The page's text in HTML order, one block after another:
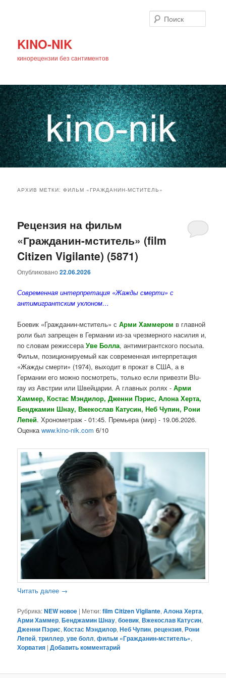
KINO-NIK
кинорецензии без сантиментов
основному
содержимому
дополнительному
содержимому
АРХИВ МЕТКИ:ФИЛЬМ «ГРАЖДАНИН-МСТИТЕЛЬ»
Рецензия на фильм
«Гражданин-мститель» (film
Citizen Vigilante) (5871)
Опубликовано22.06.2026
Современная интерпретация «Жажды смерти» с
антимигрантским уклоном…
Боевик «Гражданин-мститель» сАрми Хаммером в главной
роли был запрещен в Германии из-за чрезмерного насилия и,
по словам режиссераУве Болла, антимигрантского посыла.
Фильм, позиционируемый как современная интерпретация
«Жажды смерти» (1974), выходит в прокат в США, а в
Германии его можно посмотреть, только если привезти Blu-
ray из Австрии или Швейцарии. А главных ролях -Арми
Хаммер, Костас Мэндилор, Дженни Пэрис, Алона Херта,
Бенджамин Шнау, Вжекослав Катусин, Неб Чупин, Рони
Лепей. Хронометраж - 01:45. Премьера (мир) - 19.06.2026.
Оценкаwww.kino-nik.com 6/10
Читать далее →
Рубрика:NEW новое | Метки:film Citizen Vigilante,Алона Херта,
Арми Хаммер,Бенджамин Шнау,боевик,Вжекослав Катусин,
Дженни Пэрис,Костас Мэндилор,Неб Чупин,рецензия,Рони
Лепей,триллер,уве болл,фильм «Гражданин-мститель»,
Хорватия |Добавить комментарий